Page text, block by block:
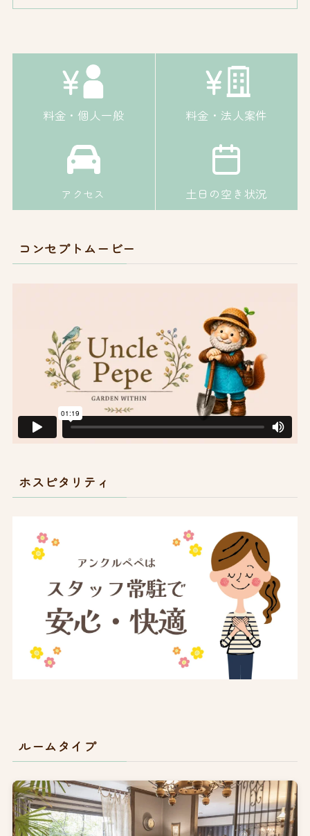
料金・個人一般 料金・法人案件
アクセス 土日の空き状況
コンセプトムービー
ホスピタリティ
ルームタイプ